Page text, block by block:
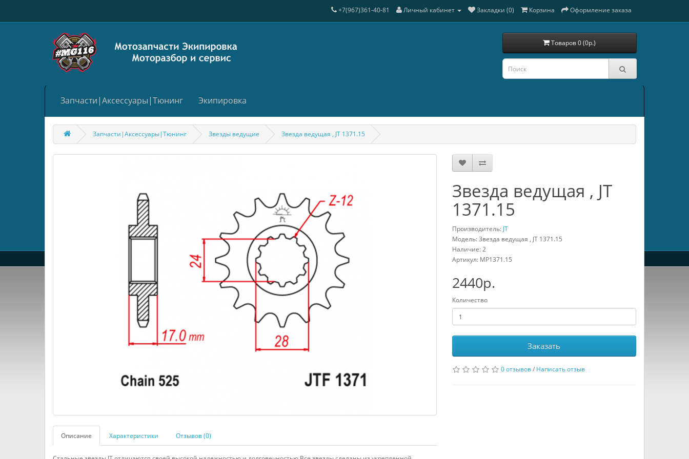
+7(967)361-40-81 Личный кабинет Закладки (0) Корзина Оформление заказа
Товаров 0 (0р.)
Запчасти|Аксессуары|Тюнинг Экипировка
Запчасти|Аксессуары|Тюнинг Звезды ведущие Звезда ведущая , JT 1371.15
Описание Характеристики Отзывов (0)
Звезда ведущая , JT
1371.15
Производитель: JT
Модель: Звезда ведущая , JT 1371.15
Наличие: 2
Артикул: MP1371.15
2440р.
Количество
Заказать
0 отзывов/ Написать отзыв